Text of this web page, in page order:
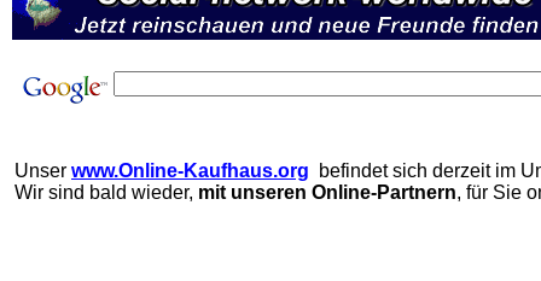
Unser www.Online-Kaufhaus.org
befindet sich derzeit im
Wir sind bald wieder, mit unseren Online-Partnern, für Sie